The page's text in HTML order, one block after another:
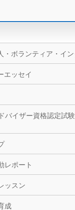
・ボランティア・イン
エッセイ
バイザー資格認定試
レポート
ッスン
成